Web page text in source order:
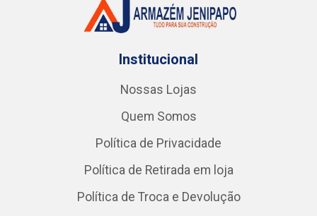
Institucional
Nossas Lojas
Quem Somos
Política de Privacidade
Política de Retirada em loja
Política de Troca e Devolução